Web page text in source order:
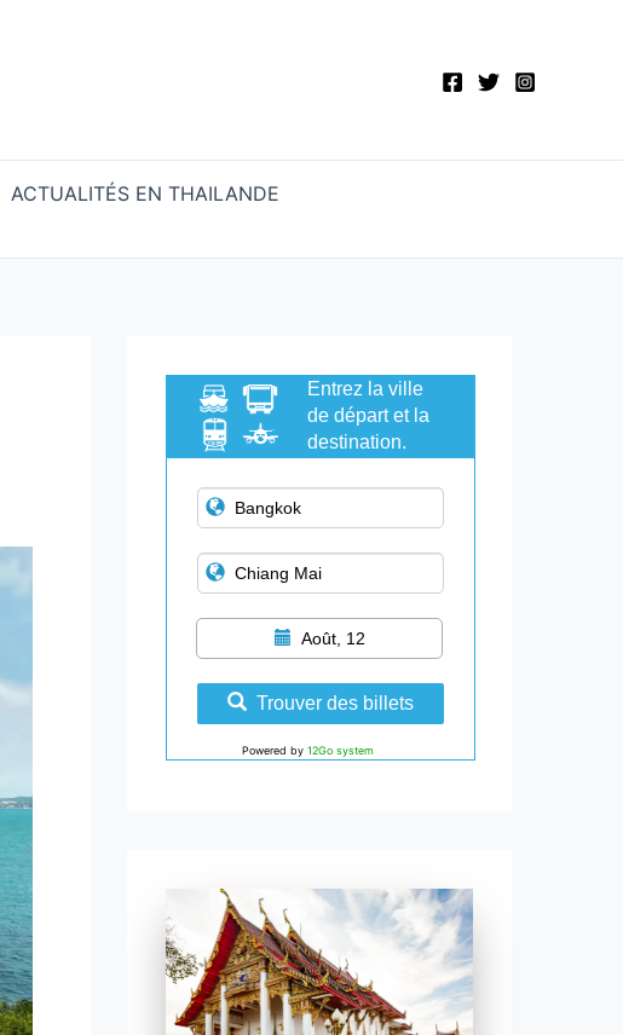
ACTUALITÉS EN THAILANDE
Entrez la ville
de départ et la
destination.
Août, 12
Trouver des billets
Powered by 12Go system